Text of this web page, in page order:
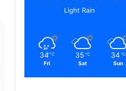
Light Rain
34 ℃
Fri
35 ℃
Sat
34 ℃
Sun